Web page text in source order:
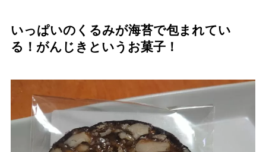
いっぱいのくるみが海苔で包まれてい
る！がんじきというお菓子！